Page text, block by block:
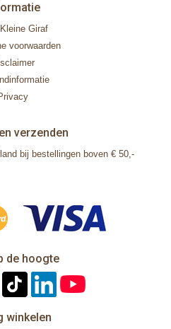
Giraf
voorwaarden
verzenden
bij bestellingen boven € 50,-
de hoogte
winkelen